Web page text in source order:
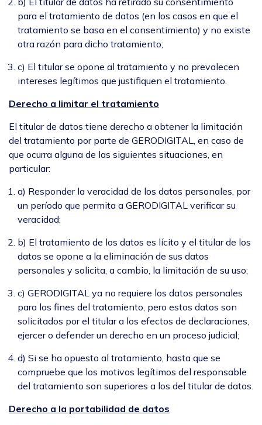
para el tratamiento de datos (en los casos en que el
tratamiento se basa en el consentimiento) y no existe
otra razón para dicho tratamiento;
c) El titular se opone al tratamiento y no prevalecen
intereses legítimos que justifiquen el tratamiento.
Derecho a limitar el tratamiento
El titular de datos tiene derecho a obtener la limitación
del tratamiento por parte de GERODIGITAL, en caso de
que ocurra alguna de las siguientes situaciones, en
particular:
a) Responder la veracidad de los datos personales, por
un período que permita a GERODIGITAL verificar su
veracidad;
b) El tratamiento de los datos es lícito y el titular de los
datos se opone a la eliminación de sus datos
personales y solicita, a cambio, la limitación de su uso;
c) GERODIGITAL ya no requiere los datos personales
para los fines del tratamiento, pero estos datos son
solicitados por el titular a los efectos de declaraciones,
ejercer o defender un derecho en un proceso judicial;
d) Si se ha opuesto al tratamiento, hasta que se
compruebe que los motivos legítimos del responsable
del tratamiento son superiores a los del titular de datos.
Derecho a la portabilidad de datos